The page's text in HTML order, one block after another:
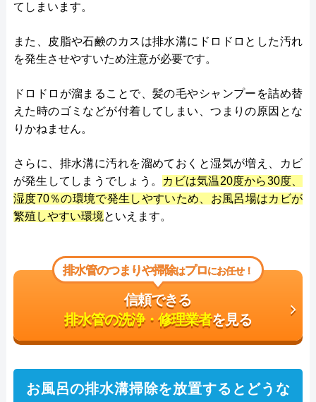
てしまいます。
また、皮脂や石鹸のカスは排水溝にドロドロとした汚れ
を発生させやすいため注意が必要です。
ドロドロが溜まることで、髪の毛やシャンプーを詰め替
えた時のゴミなどが付着してしまい、つまりの原因とな
りかねません。
さらに、排水溝に汚れを溜めておくと湿気が増え、カビ
が発生してしまうでしょう。
カビは気温20度から30度、
湿度70％の環境で発生しやすいため、お風呂場はカビが
繁殖しやすい環境といえます。
排水管のつまりや掃除はプロにお任せ！
信頼できる
排水管の洗浄・修理業者を見る
お風呂の排水溝掃除を放置するとどうな